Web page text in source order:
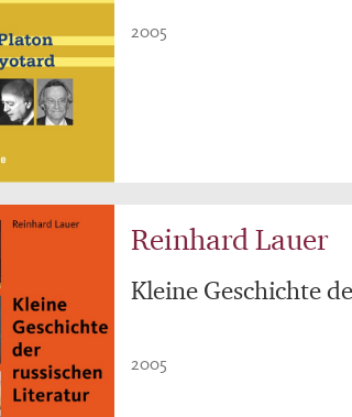
2005
Reinhard Lauer
Kleine Geschichte
2005